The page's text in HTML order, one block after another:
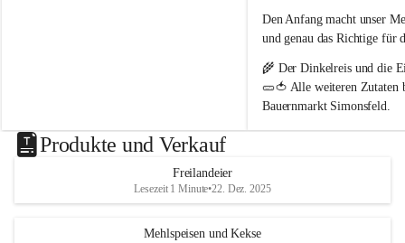
#heurige #erdäpfel #festkochend #regional
#direktvombbauernhof #hofpopp
#leiserberge #ernstbrunn #frischvomfeld
n
h
f
Den Anfang macht unser
und genau das Richtige für
🌾 Der Dinkelreis und die
🥒🍅 Alle weiteren Zutaten
Bauernmarkt Simonsfeld.
Wir wünschen euch viel
genussvollen Sommer! 😊
Produkte und Verkauf
Freilandeier
Lesezeit 1 Minute•22. Dez. 2025
Mehlspeisen und Kekse